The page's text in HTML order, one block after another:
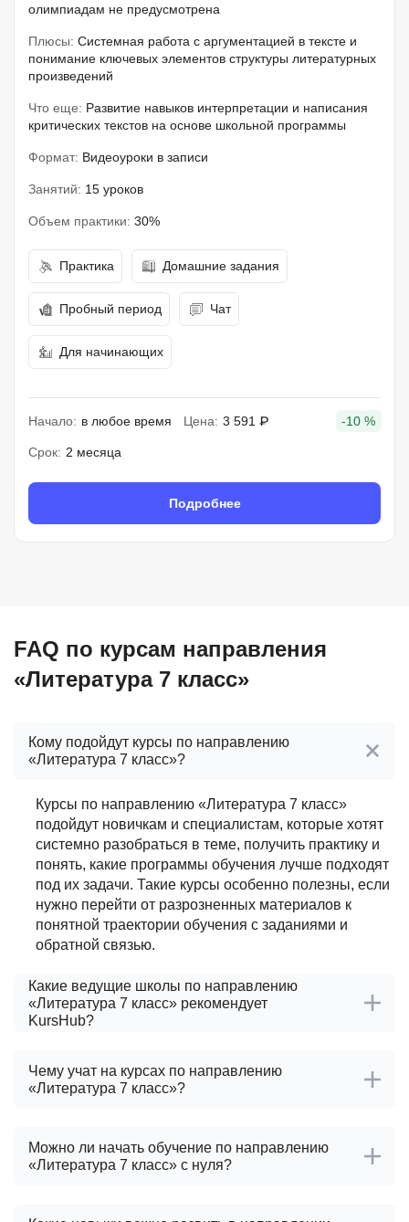
олимпиадам не предусмотрена
Плюсы: Системная работа с аргументацией в тексте и
понимание ключевых элементов структуры литературных
произведений
Что еще: Развитие навыков интерпретации и написания
критических текстов на основе школьной программы
Формат: Видеоуроки в записи
Занятий: 15 уроков
Объем практики: 30%
Практика Домашние задания
Пробный период Чат
Для начинающих
Начало: в любое время Цена: 3 591 ₽ -10 %
Срок: 2 месяца
Подробнее
FAQ по курсам направления
«Литература 7 класс»
Кому подойдут курсы по направлению
«Литература 7 класс»?
Курсы по направлению «Литература 7 класс»
подойдут новичкам и специалистам, которые хотят
системно разобраться в теме, получить практику и
понять, какие программы обучения лучше подходят
под их задачи. Такие курсы особенно полезны, если
нужно перейти от разрозненных материалов к
понятной траектории обучения с заданиями и
обратной связью.
Какие ведущие школы по направлению
«Литература 7 класс» рекомендует
KursHub?
Чему учат на курсах по направлению
«Литература 7 класс»?
Можно ли начать обучение по направлению
«Литература 7 класс» с нуля?